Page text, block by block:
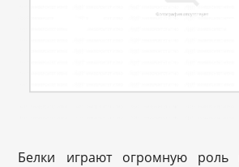
Белки играют огромную роль